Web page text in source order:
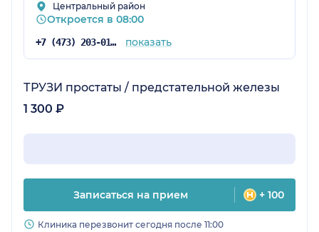
Центральный район
Откроется в 08:00
+7 (473) 203-01-67 показать
ТРУЗИ простаты / предстательной железы
1 300 ₽
Записаться на прием + 100
Клиника перезвонит сегодня после 11:00